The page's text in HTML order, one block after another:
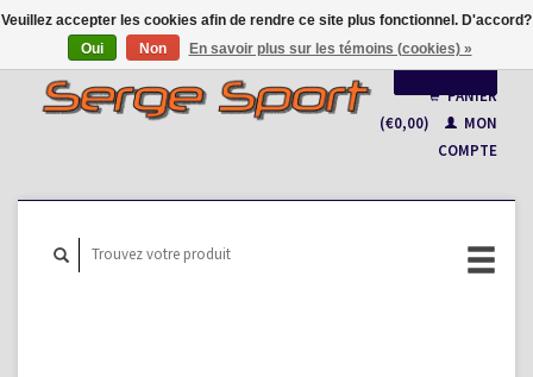
Français
Nederlands
PANIER
(€0,00)
MON
COMPTE
Veuillez accepter les cookies afin de rendre ce site plus fonctionnel. D'accord?
Oui
Non En savoir plus sur les témoins (cookies) »